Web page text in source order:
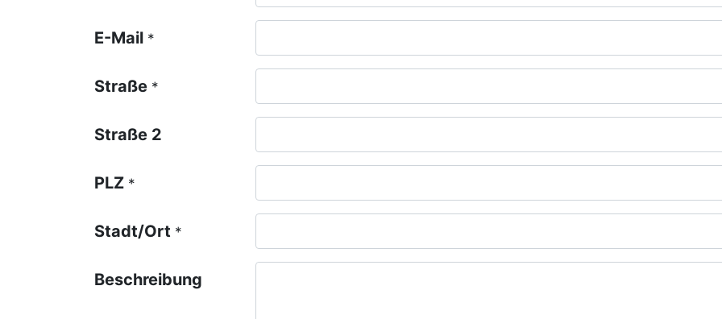
E-Mail *
Straße *
Straße 2
PLZ *
Stadt/Ort *
Beschreibung